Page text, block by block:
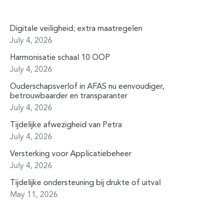
Digitale veiligheid; extra maatregelen
July 4, 2026
Harmonisatie schaal 10 OOP
July 4, 2026
Ouderschapsverlof in AFAS nu eenvoudiger,
betrouwbaarder en transparanter
July 4, 2026
Tijdelijke afwezigheid van Petra
July 4, 2026
Versterking voor Applicatiebeheer
July 4, 2026
Tijdelijke ondersteuning bij drukte of uitval
May 11, 2026